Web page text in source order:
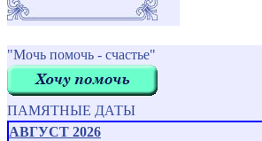
"Мочь помочь - счастье"
ПАМЯТНЫЕ ДАТЫ
АВГУСТ 2026